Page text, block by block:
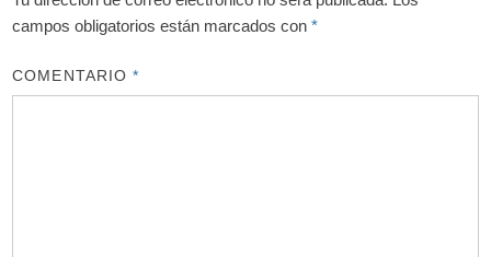
campos obligatorios están marcados con*
COMENTARIO*